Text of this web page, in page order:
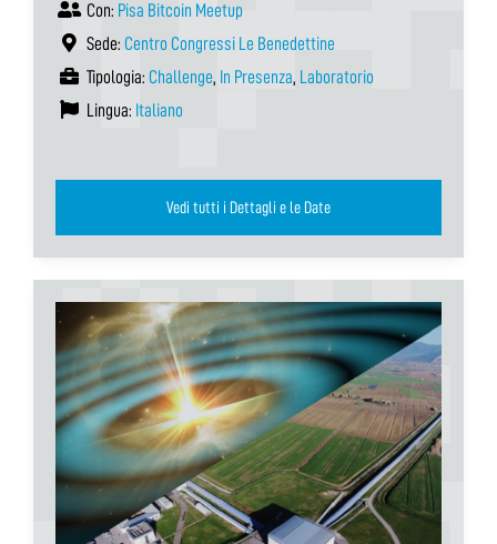
Con: Pisa Bitcoin Meetup
Sede: Centro Congressi Le Benedettine
Tipologia: Challenge, In Presenza, Laboratorio
Lingua: Italiano
Vedi tutti i Dettagli e le Date